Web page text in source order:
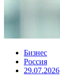
Бизнес
Россия
29.07.2026